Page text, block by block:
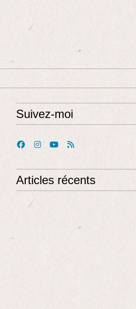
Suivez-moi
Articles récents